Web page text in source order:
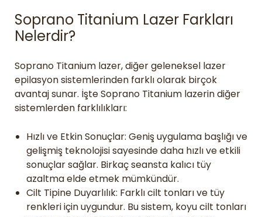
Soprano Titanium Lazer Farkları
Nelerdir?
Soprano Titanium lazer, diğer geleneksel lazer
epilasyon sistemlerinden farklı olarak birçok
avantaj sunar. İşte Soprano Titanium lazerin diğer
sistemlerden farklılıkları:
Hızlı ve Etkin Sonuçlar: Geniş uygulama başlığı ve
gelişmiş teknolojisi sayesinde daha hızlı ve etkili
sonuçlar sağlar. Birkaç seansta kalıcı tüy
azaltma elde etmek mümkündür.
Cilt Tipine Duyarlılık: Farklı cilt tonları ve tüy
renkleri için uygundur. Bu sistem, koyu cilt tonları